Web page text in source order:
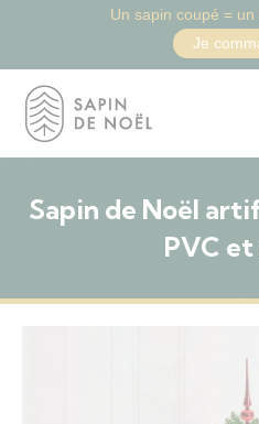
Sapin de Noël
PVC
Un sapin coupé =
Je